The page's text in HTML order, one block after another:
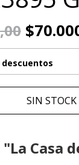
SIN STOCK
Casa